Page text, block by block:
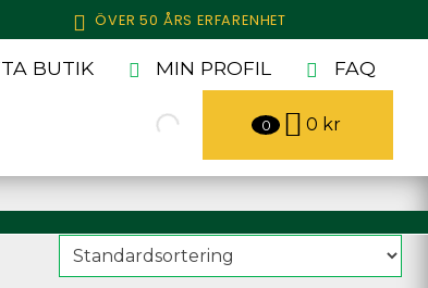
ÖVER 50 ÅRS ERFARENHET
BUTIK MIN PROFIL FAQ
0 0 kr